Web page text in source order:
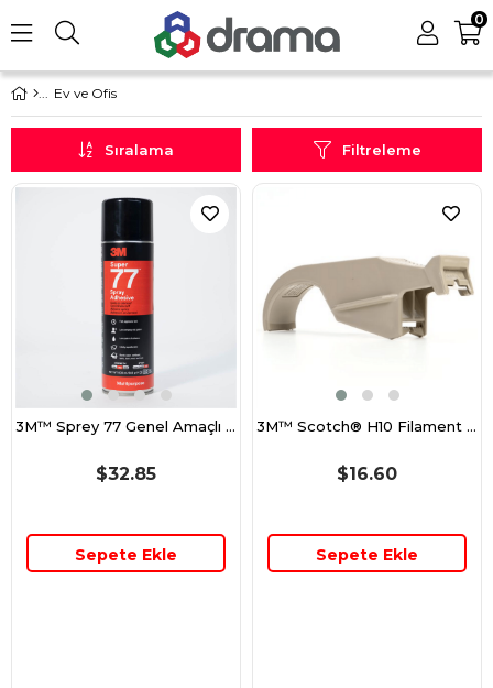
0
Ev ve Ofis
Filtreleme
Sıralama
3M™ Sprey 77 Genel Amaçlı Sprey Yapıştırıcı, Şeffaf - 500 ml
$32.85
3M™ Scotch® H10 Filament Bant El Dispenseri
$16.60